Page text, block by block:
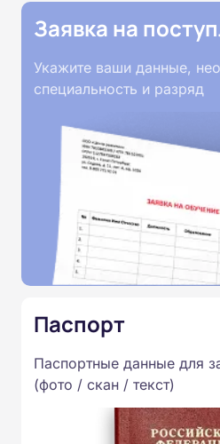
Заявка на
Укажите ваши данные,
специальность и разряд
Паспорт
Паспортные данные для
(фото / скан / текст)